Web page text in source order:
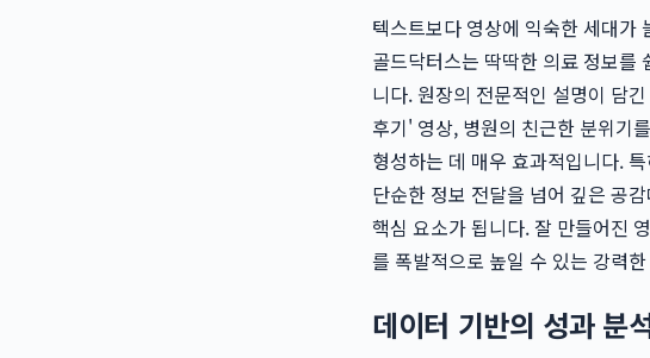
텍스트보다 영상에 익숙한 세대가
골드닥터스는 딱딱한 의료 정보를
니다. 원장의 전문적인 설명이 담
후기' 영상, 병원의 친근한 분위기
형성하는 데 매우 효과적입니다.
단순한 정보 전달을 넘어 깊은 공
핵심 요소가 됩니다. 잘 만들어진
를 폭발적으로 높일 수 있는 강력
데이터 기반의 성과 분